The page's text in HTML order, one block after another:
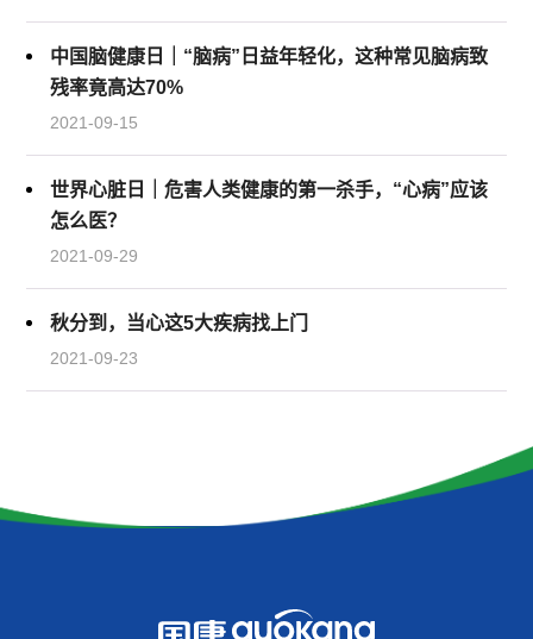
中国脑健康日｜“脑病”日益年轻化，这种常见脑病致
残率竟高达70%
2021-09-15
世界心脏日｜危害人类健康的第一杀手，“心病”应该
怎么医？
2021-09-29
秋分到，当心这5大疾病找上门
2021-09-23